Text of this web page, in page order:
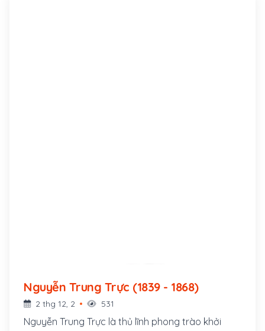
Nguyễn Trung Trực (1839 - 1868)
2 thg 12, 2 531
Nguyễn Trung Trực là thủ lĩnh phong trào khởi